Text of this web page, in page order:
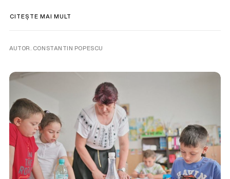
CITEȘTE MAI MULT
AUTOR. CONSTANTIN POPESCU